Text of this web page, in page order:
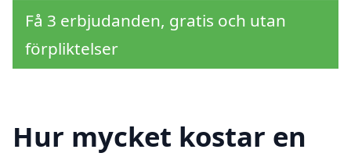
Få 3 erbjudanden, gratis och utan
förpliktelser
Hur mycket kostar en